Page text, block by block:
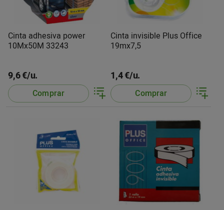
Cinta adhesiva power
10Mx50M 33243
9,6 €/u.
Comprar
Cinta invisible Plus Office
19mx7,5
1,4 €/u.
Comprar